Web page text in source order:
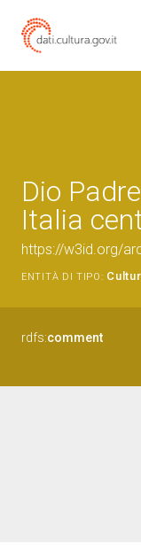
Dio
Italia
https://w3id.org/
ENTITÀ DI TIPO:
rdfs:comment